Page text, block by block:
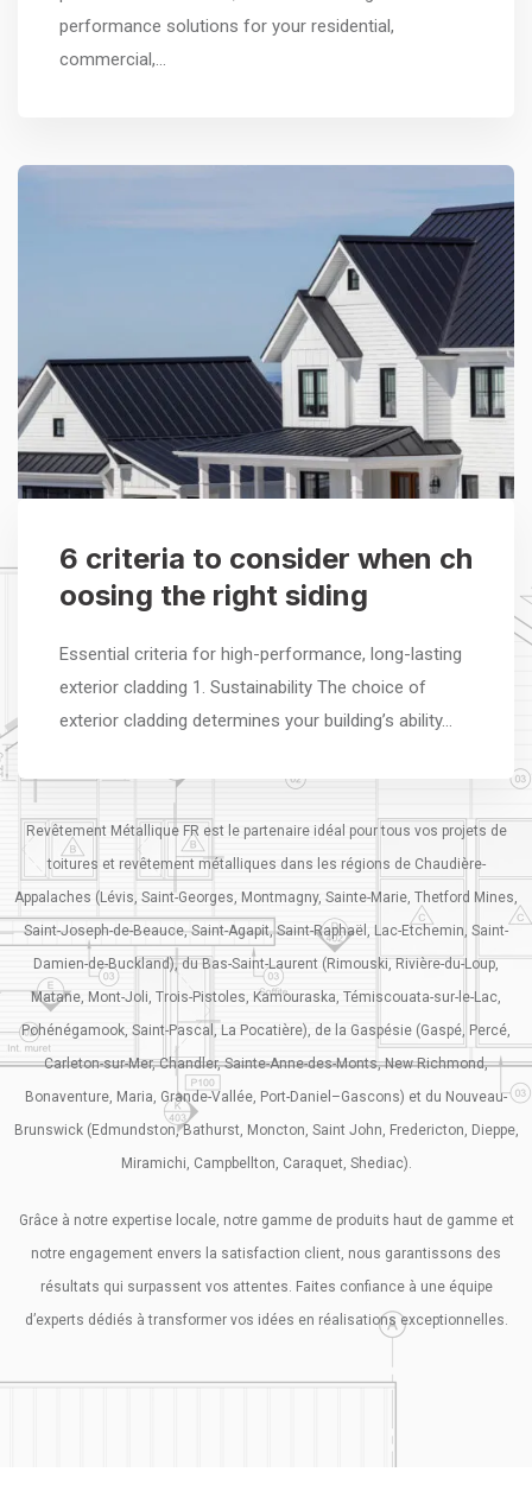
performance solutions for your residential,
commercial,…
6 criteria to consider when ch
oosing the right siding
Essential criteria for high-performance, long-lasting
exterior cladding 1. Sustainability The choice of
exterior cladding determines your building’s ability…
Revêtement Métallique FR est le partenaire idéal pour tous vos projets de
toitures et revêtement métalliques dans les régions de Chaudière-
Appalaches (Lévis, Saint-Georges, Montmagny, Sainte-Marie, Thetford Mines,
Saint-Joseph-de-Beauce, Saint-Agapit, Saint-Raphaël, Lac-Etchemin, Saint-
Damien-de-Buckland), du Bas-Saint-Laurent (Rimouski, Rivière-du-Loup,
Matane, Mont-Joli, Trois-Pistoles, Kamouraska, Témiscouata-sur-le-Lac,
Pohénégamook, Saint-Pascal, La Pocatière), de la Gaspésie (Gaspé, Percé,
Carleton-sur-Mer, Chandler, Sainte-Anne-des-Monts, New Richmond,
Bonaventure, Maria, Grande-Vallée, Port-Daniel–Gascons) et du Nouveau-
Brunswick (Edmundston, Bathurst, Moncton, Saint John, Fredericton, Dieppe,
Miramichi, Campbellton, Caraquet, Shediac).
Grâce à notre expertise locale, notre gamme de produits haut de gamme et
notre engagement envers la satisfaction client, nous garantissons des
résultats qui surpassent vos attentes. Faites confiance à une équipe
d’experts dédiés à transformer vos idées en réalisations exceptionnelles.